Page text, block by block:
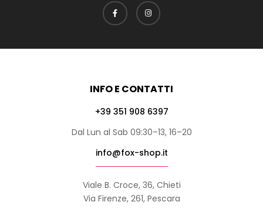
INFO E CONTATTI
+39 351 908 6397
Dal Lun al Sab 09:30–13, 16–20
info@fox-shop.it
Viale B. Croce, 36, Chieti
Via Firenze, 261, Pescara